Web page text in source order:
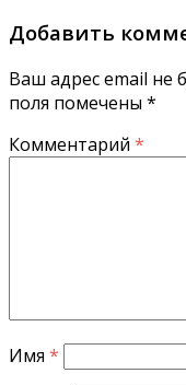
Добавить
Ваш адрес email не
поля помечены *
Комментарий *
Имя *